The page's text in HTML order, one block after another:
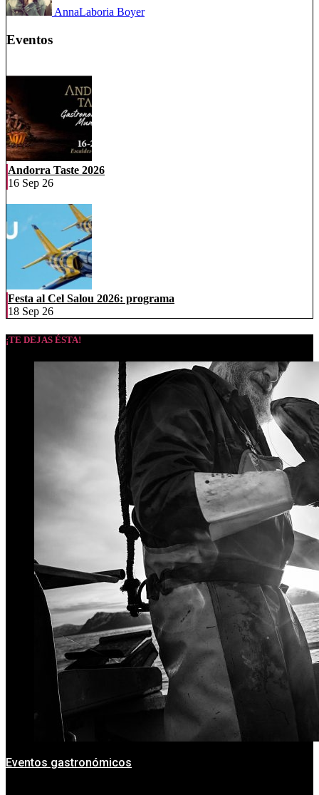
AnnaLaboria Boyer
Eventos
Andorra Taste 2026
16 Sep 26
Festa al Cel Salou 2026: programa
18 Sep 26
¡TE DEJAS ÉSTA!
Eventos gastronómicos